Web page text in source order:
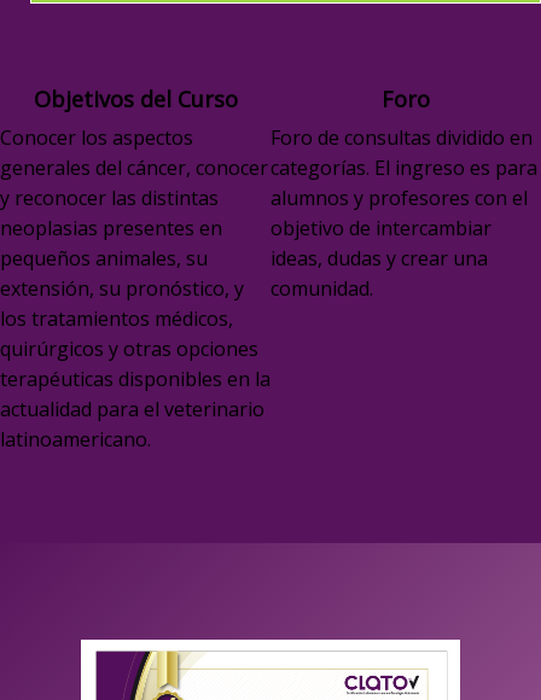
Objetivos del Curso
Conocer los aspectos
generales del cáncer, conocer
y reconocer las distintas
neoplasias presentes en
pequeños animales, su
extensión, su pronóstico, y
los tratamientos médicos,
quirúrgicos y otras opciones
terapéuticas disponibles en la
actualidad para el veterinario
latinoamericano.
Foro
Foro de consultas dividido en
categorías. El ingreso es para
alumnos y profesores con el
objetivo de intercambiar
ideas, dudas y crear una
comunidad.